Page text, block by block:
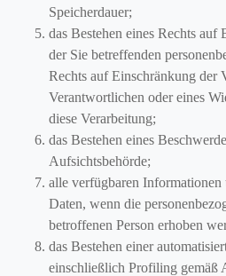
Speicherdauer;
das Bestehen eines Rechts
der Sie betreffenden
Rechts auf Einschränkung der
Verantwortlichen oder eines
diese Verarbeitung;
das Bestehen eines
Aufsichtsbehörde;
alle verfügbaren
Daten, wenn die
betroffenen Person erhoben
das Bestehen einer
einschließlich Profiling gemäß